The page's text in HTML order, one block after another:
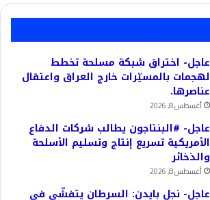
عاجل- اختراق شبكة مسلحة تخطط
لهجمات بالمسيّرات خارج العراق واعتقال
عناصرها.
أغسطس 8, 2026
عاجل- #البنتاجون يطالب شركات الدفاع
الأمريكية تسريع إنتاج وتسليم الأسلحة
والذخائر
أغسطس 8, 2026
عاجل- نجل بايدن: السرطان يتفشّى في